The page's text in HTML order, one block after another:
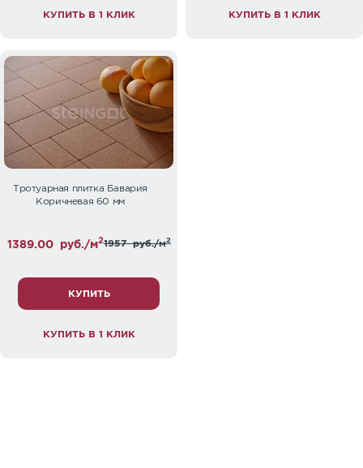
КУПИТЬ В 1 КЛИК КУПИТЬ В 1 КЛИК
Тротуарная плитка Бавария
Коричневая 60 мм
1389.00 руб./м21957руб./м2
КУПИТЬ
КУПИТЬ В 1 КЛИК